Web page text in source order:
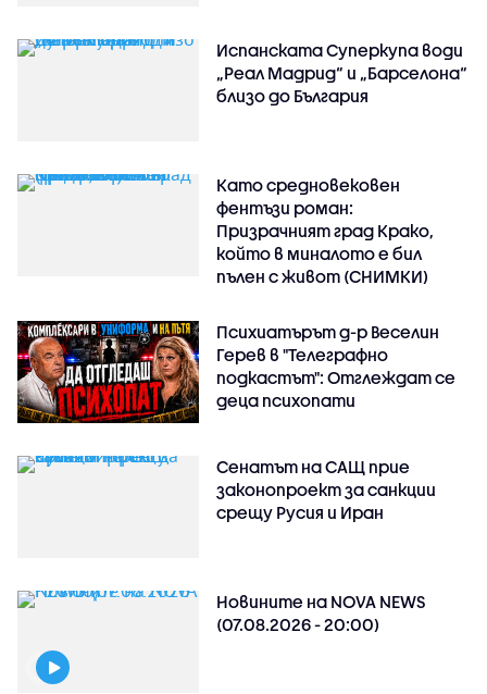
Испанската Суперкупа води
„Реал Мадрид“ и „Барселона“
близо до България
Като средновековен
фентъзи роман:
Призрачният град Крако,
който в миналото е бил
пълен с живот (СНИМКИ)
Психиатърът д-р Веселин
Герев в "Телеграфно
подкастът": Отглеждат се
деца психопати
Сенатът на САЩ прие
законопроект за санкции
срещу Русия и Иран
Новините на NOVA NEWS
(07.08.2026 - 20:00)